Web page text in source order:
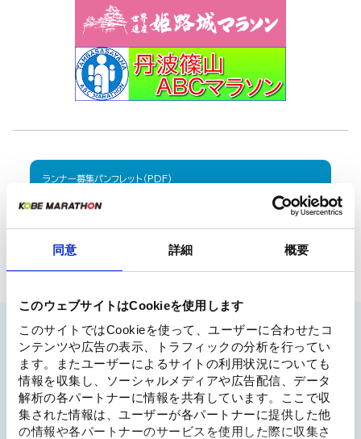
同意 詳細 概要
このウェブサイトはCookieを使用します
このサイトではCookieを使って、ユーザーに合わせたコ
ンテンツや広告の表示、トラフィックの分析を行ってい
ます。またユーザーによるサイトの利用状況についても
情報を収集し、ソーシャルメディアや広告配信、データ
解析の各パートナーに情報を共有しています。ここで収
集された情報は、ユーザーが各パートナーに提供した他
の情報や各パートナーのサービスを使用した際に収集さ
ランナー募集パンフレット（PDF）
インターネットからダウンロードしてください。
Special Sponsor